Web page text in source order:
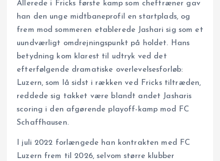
Allerede i Fricks første kamp som cheftræner gav
han den unge midtbaneprofil en startplads, og
frem mod sommeren etablerede Jashari sig som et
uundværligt omdrejningspunkt på holdet. Hans
betydning kom klarest til udtryk ved det
efterfølgende dramatiske overlevelsesforløb:
Luzern, som lå sidst i rækken ved Fricks tiltræden,
reddede sig takket være blandt andet Jasharis
scoring i den afgørende playoff-kamp mod FC
Schaffhausen.
I juli 2022 forlængede han kontrakten med FC
Luzern frem til 2026, selvom større klubber